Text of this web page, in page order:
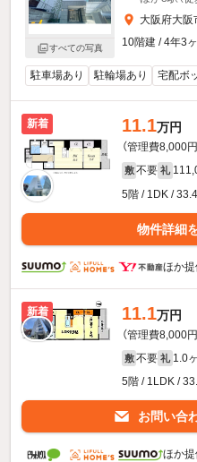
すべての写真
大阪府大阪
10階建 / 4年3
駐車場あり 駐輪場あり 宅配ボ
新着 11.1万円
（管理費8,000円
敷 不要 礼
5階 / 1DK /
物件詳細
ほか
新着 11.1万円
（管理費8,000円
敷 不要 礼 1.0
5階 / 1LDK /
お問い合
ほか